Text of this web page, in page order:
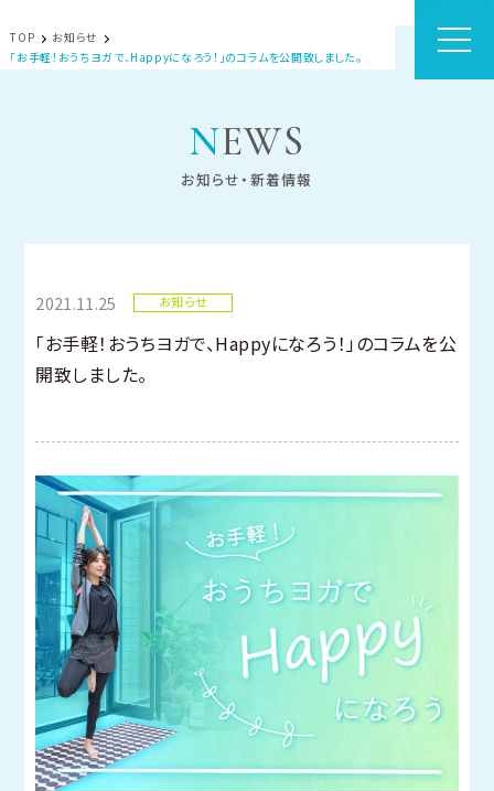
NEWS
お知らせ・新着情報
TOP
お知らせ
「お手軽！おうちヨガで、Happyになろう！」のコラムを公開致しました。
2021.11.25 お知らせ
「お手軽！おうちヨガで、Happyになろう！」のコラムを公
開致しました。